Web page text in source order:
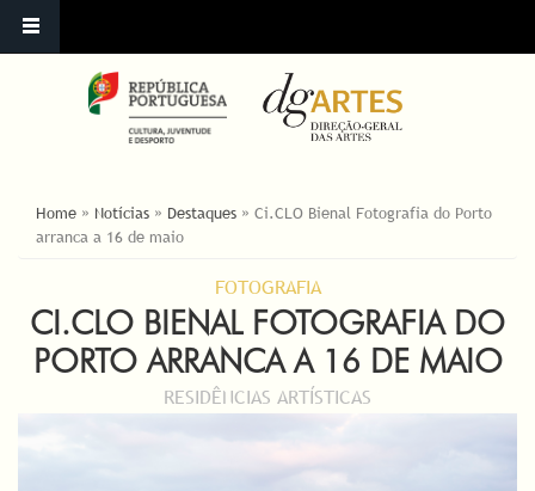
ESTÁ AQUI
Home » Notícias » Destaques » Ci.CLO Bienal Fotografia do Porto
arranca a 16 de maio
FOTOGRAFIA
CI.CLO BIENAL FOTOGRAFIA DO
PORTO ARRANCA A 16 DE MAIO
RESIDÊNCIAS ARTÍSTICAS